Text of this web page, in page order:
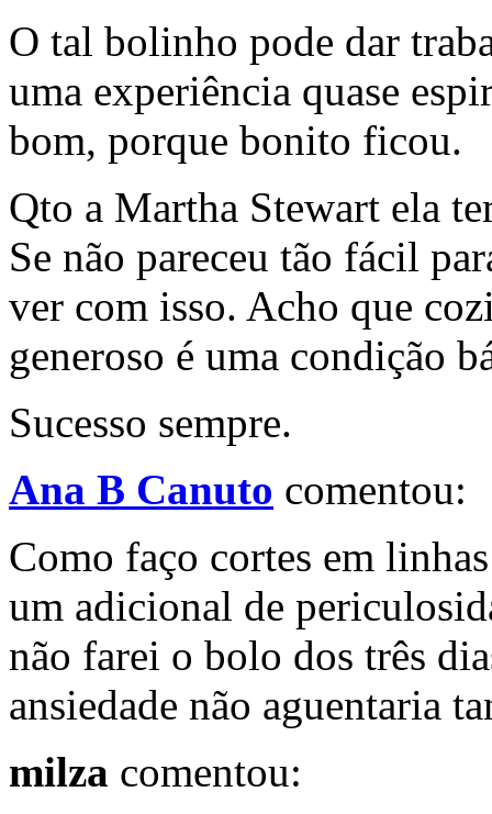
O tal bolinho pode dar
uma experiência quase
bom, porque bonito ficou.
Qto a Martha Stewart ela
Se não pareceu tão fácil
ver com isso. Acho que
generoso é uma condição
Sucesso sempre.
Ana B Canuto comentou:
Como faço cortes em
um adicional de
não farei o bolo dos três
ansiedade não aguentaria
milza comentou: